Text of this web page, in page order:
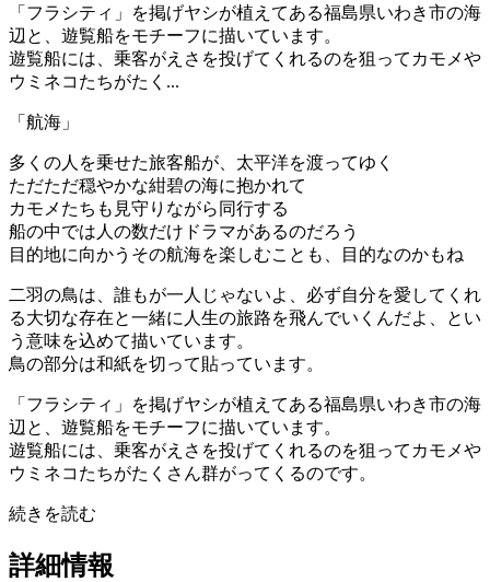
「フラシティ」を掲げヤシが植えてある福島県いわき市の海
辺と、遊覧船をモチーフに描いています。
遊覧船には、乗客がえさを投げてくれるのを狙ってカモメや
ウミネコたちがたく...
「航海」
多くの人を乗せた旅客船が、太平洋を渡ってゆく
ただただ穏やかな紺碧の海に抱かれて
カモメたちも見守りながら同行する
船の中では人の数だけドラマがあるのだろう
目的地に向かうその航海を楽しむことも、目的なのかもね
二羽の鳥は、誰もが一人じゃないよ、必ず自分を愛してくれ
る大切な存在と一緒に人生の旅路を飛んでいくんだよ、とい
う意味を込めて描いています。
鳥の部分は和紙を切って貼っています。
「フラシティ」を掲げヤシが植えてある福島県いわき市の海
辺と、遊覧船をモチーフに描いています。
遊覧船には、乗客がえさを投げてくれるのを狙ってカモメや
ウミネコたちがたくさん群がってくるのです。
続きを読む
詳細情報